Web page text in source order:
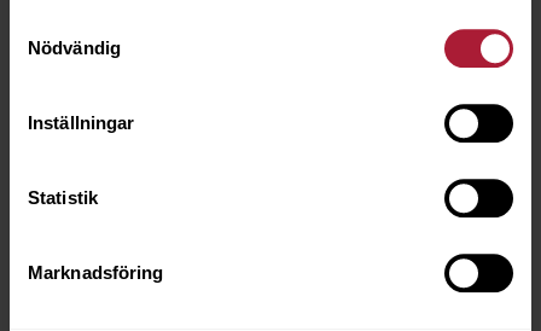
Nödvändig
Inställningar
Statistik
Marknadsföring
CAP-1016
Beställningsvara